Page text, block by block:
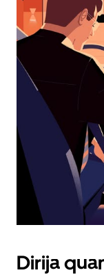
selecionar
uma
data.
Pressione
a
tecla
“ESC”
o
calendário.
Dirija